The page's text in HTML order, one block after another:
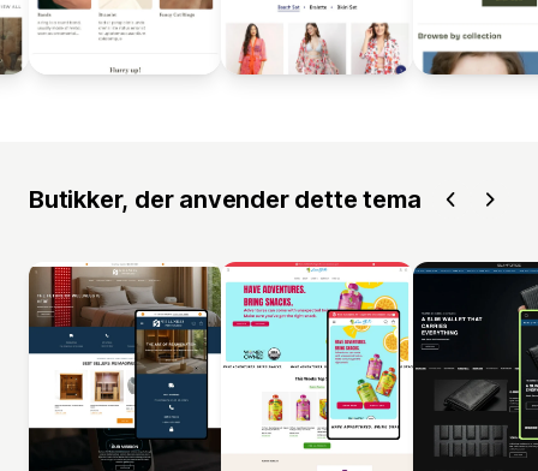
Butikker, der anvender dette tema